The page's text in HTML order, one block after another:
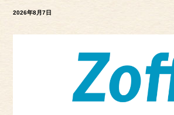
2026年8月7日